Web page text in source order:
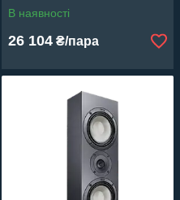
В наявності
26 104 ₴/пара